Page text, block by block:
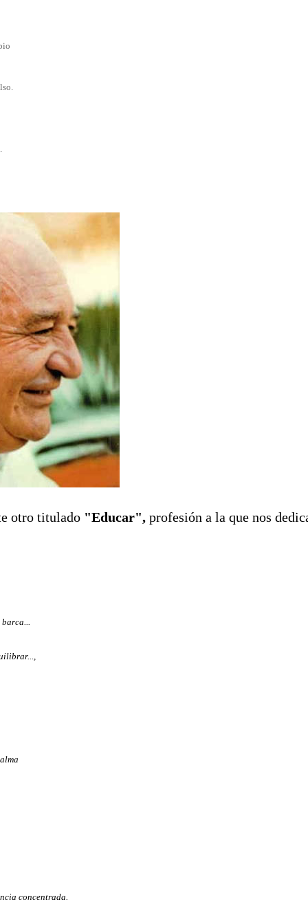
otro titulado "Educar", profesión a la que nos
concentrada.